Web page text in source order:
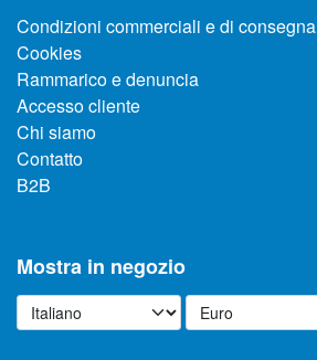
Condizioni commerciali e di consegna
Cookies
Rammarico e denuncia
Accesso cliente
Chi siamo
Contatto
B2B
Mostra in negozio